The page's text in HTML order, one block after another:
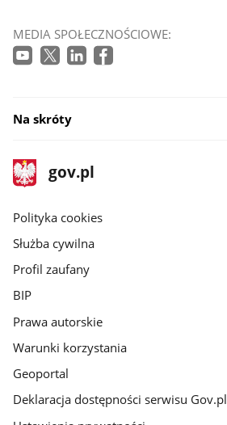
MEDIA SPOŁECZNOŚCIOWE:
Na skróty
stopka
gov.pl
Strona
gov.pl
gov.pl
Polityka cookies
Służba cywilna
Profil zaufany
BIP
Prawa autorskie
Warunki korzystania
Geoportal
Deklaracja dostępności serwisu Gov.pl